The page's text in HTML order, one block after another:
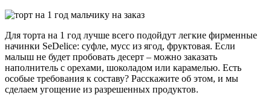
Для торта на 1 год лучше всего подойдут легкие фирменные
начинки SeDelice: суфле, мусс из ягод, фруктовая. Если
малыш не будет пробовать десерт – можно заказать
наполнитель с орехами, шоколадом или карамелью. Есть
особые требования к составу? Расскажите об этом, и мы
сделаем угощение из разрешенных продуктов.